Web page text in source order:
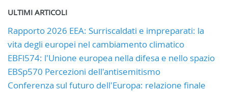
ULTIMI ARTICOLI
Rapporto 2026 EEA: Surriscaldati e impreparati: la
vita degli europei nel cambiamento climatico
EBFl574: l'Unione europea nella difesa e nello spazio
EBSp570 Percezioni dell'antisemitismo
Conferenza sul futuro dell'Europa: relazione finale